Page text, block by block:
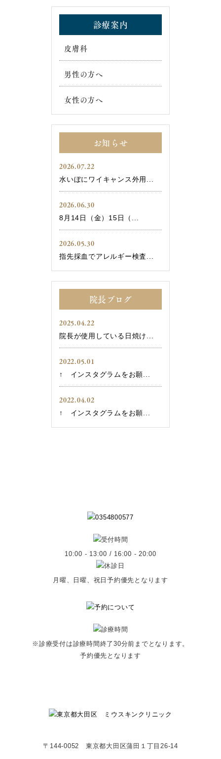
診療案内
皮膚科
男性の方へ
女性の方へ
お知らせ
2026.07.22
水いぼにワイキャンス外用...
2026.06.30
8月14日（金）15日（...
2026.05.30
指先採血でアレルギー検査...
院長ブログ
2025.04.22
院長が使用している日焼け...
2022.05.01
↑ インスタグラムをお願...
2022.04.02
↑ インスタグラムをお願...
10:00 - 13:00 / 16:00 - 20:00
月曜、日曜、祝日予約優先となります
※診療受付は診療時間終了30分前までとなります。
予約優先となります
〒144-0052 東京都大田区蒲田１丁目26-14